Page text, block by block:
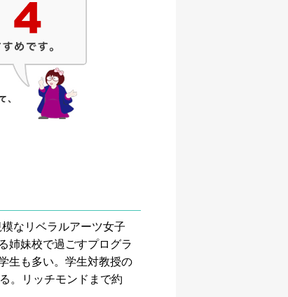
なリベラルアーツ女子
姉妹校で過ごすプログラ
生も多い。学生対教授の
。リッチモンドまで約